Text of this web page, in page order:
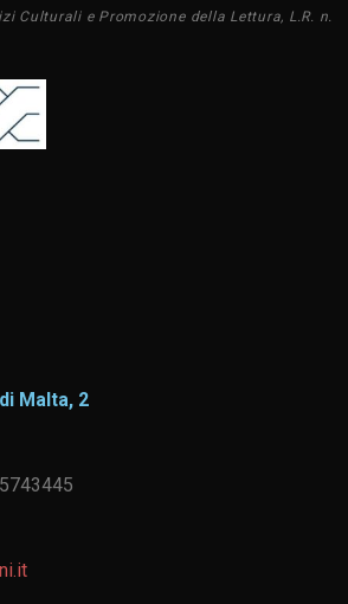
Culturali e Promozione della Lettura, L.R. n.
Malta, 2